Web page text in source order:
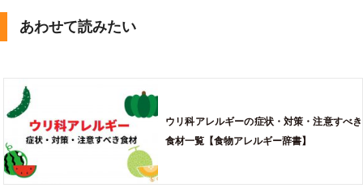
あわせて読みたい
ウリ科アレルギーの症状・対策・注意すべき
食材一覧【食物アレルギー辞書】